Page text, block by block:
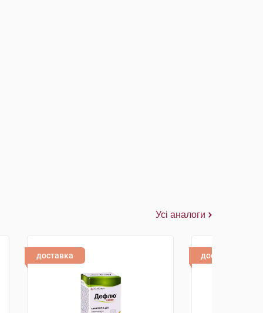
Усі аналоги
доставка доставка